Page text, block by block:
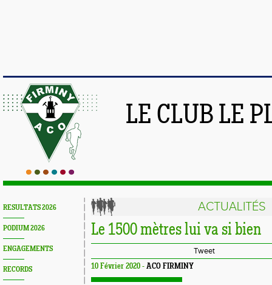
LE CLUB LE
RESULTATS 2026
PODIUM 2026
ENGAGEMENTS
RECORDS
ACTUALITÉS
Le 1500 mètres lui va si bien
Tweet
10 Février 2020 - ACO FIRMINY